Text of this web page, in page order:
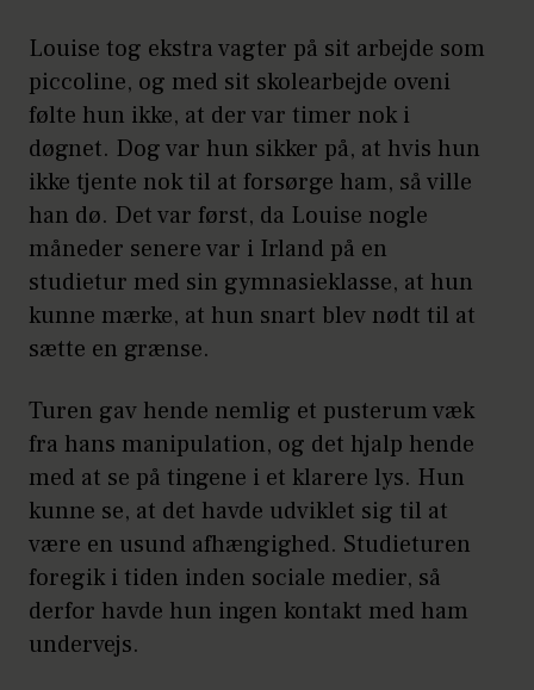
Louise tog ekstra vagter på sit arbejde som
piccoline, og med sit skolearbejde oveni
følte hun ikke, at der var timer nok i
døgnet. Dog var hun sikker på, at hvis hun
ikke tjente nok til at forsørge ham, så ville
han dø. Det var først, da Louise nogle
måneder senere var i Irland på en
studietur med sin gymnasieklasse, at hun
kunne mærke, at hun snart blev nødt til at
sætte en grænse.
Turen gav hende nemlig et pusterum væk
fra hans manipulation, og det hjalp hende
med at se på tingene i et klarere lys. Hun
kunne se, at det havde udviklet sig til at
være en usund afhængighed. Studieturen
foregik i tiden inden sociale medier, så
derfor havde hun ingen kontakt med ham
undervejs.